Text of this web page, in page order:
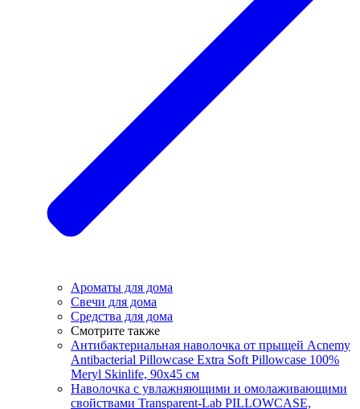
Ароматы для дома
Свечи для дома
Средства для дома
Смотрите также
Антибактериальная наволочка от прыщей Acnemy
Antibacterial Pillowcase Extra Soft Pillowcase 100%
Meryl Skinlife, 90х45 см
Наволочка с увлажняющими и омолаживающими
свойствами Transparent-Lab PILLOWCASE,